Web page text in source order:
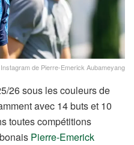
de Pierre-Emerick Aubameyang
26 sous les couleurs de
avec 14 buts et 10
toutes compétitions
Pierre-Emerick